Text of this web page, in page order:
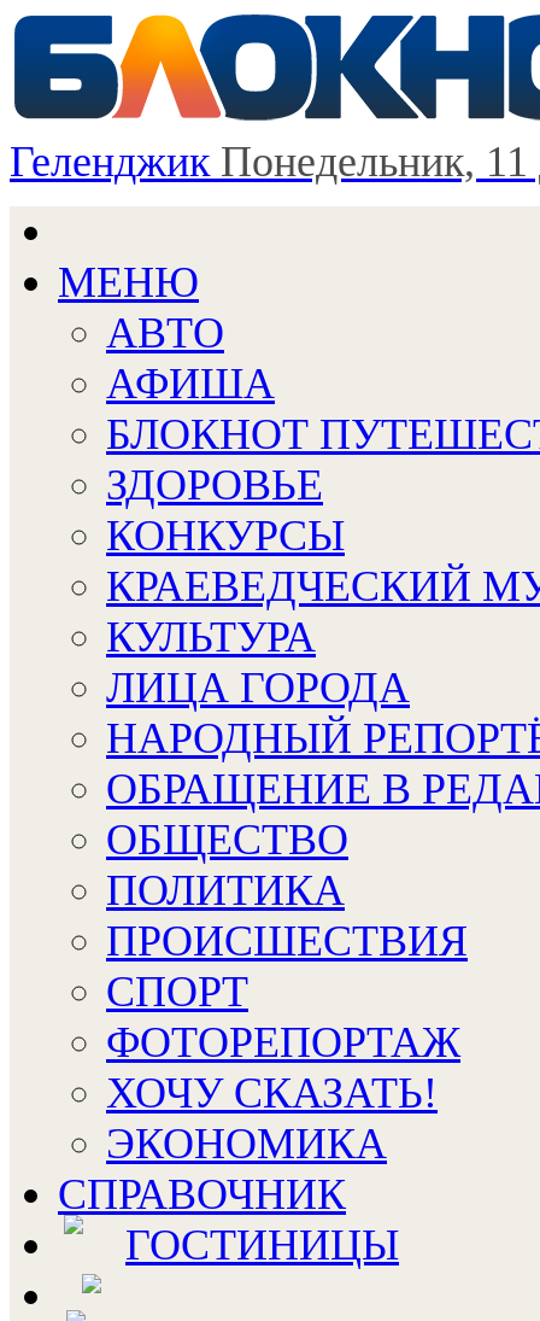
Геленджик Понедельник, 11
МЕНЮ
АВТО
АФИША
БЛОКНОТ
ЗДОРОВЬЕ
КОНКУРСЫ
КРАЕВЕДЧЕСКИЙ
КУЛЬТУРА
ЛИЦА ГОРОДА
НАРОДНЫЙ
ОБРАЩЕНИЕ В
ОБЩЕСТВО
ПОЛИТИКА
ПРОИСШЕСТВИЯ
СПОРТ
ФОТОРЕПОРТАЖ
ХОЧУ СКАЗАТЬ!
ЭКОНОМИКА
СПРАВОЧНИК
ГОСТИНИЦЫ